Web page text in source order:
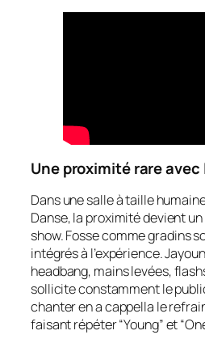
Une proximité rare avec
Dans une salle à taille
Danse, la proximité devient
show. Fosse comme gradins
intégrés à l’expérience.
headbang, mains levées,
sollicite constamment le
chanter en a cappella le refrain
faisant répéter “Young” et